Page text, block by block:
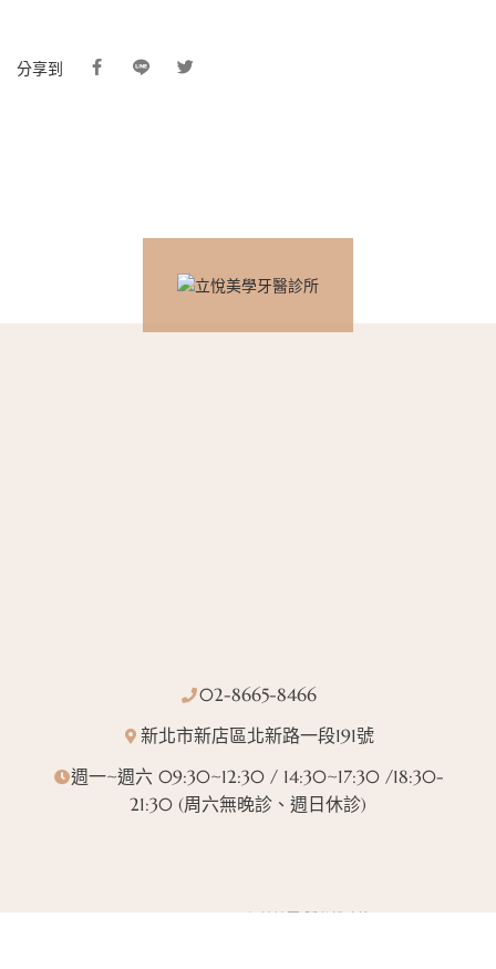
分享到
02-8665-8466
新北市新店區北新路一段191號
週一~週六 09:30~12:30 / 14:30~17:30 /18:30-
21:30 (周六無晚診、週日休診)